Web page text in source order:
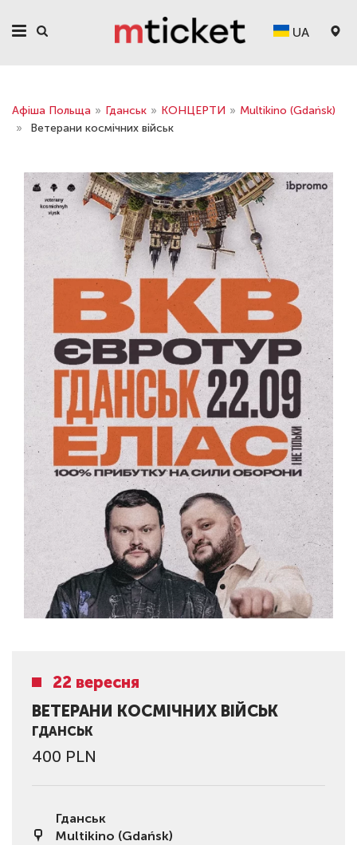
UA
Афіша Польща » Гданськ » КОНЦЕРТИ » Multikino (Gdańsk)
»
Ветерани космічних військ
22 вересня
ВЕТЕРАНИ КОСМІЧНИХ ВІЙСЬК
ГДАНСЬК
400 PLN
Гданськ
Multikino (Gdańsk)